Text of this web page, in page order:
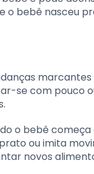
o bebê nasceu
marcantes
se com pouco
o bebê começa
ou imita
novos